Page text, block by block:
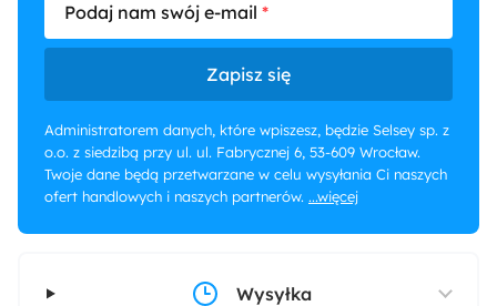
Podaj nam swój e-mail
Zapisz się
Administratorem danych, które wpiszesz, będzie Selsey sp. z
o.o. z siedzibą przy ul. ul. Fabrycznej 6, 53-609 Wrocław.
Twoje dane będą przetwarzane w celu wysyłania Ci naszych
ofert handlowych i naszych partnerów. ...więcej
Wysyłka